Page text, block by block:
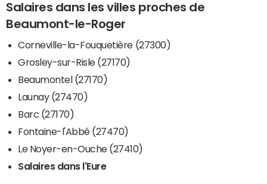
Salaires dans les villes proches de
Beaumont-le-Roger
Corneville-la-Fouquetière (27300)
Grosley-sur-Risle (27170)
Beaumontel (27170)
Launay (27470)
Barc (27170)
Fontaine-l'Abbé (27470)
Le Noyer-en-Ouche (27410)
Salaires dans l'Eure